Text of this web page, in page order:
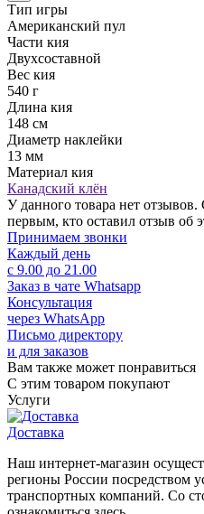
Тип игры
Американский пул
Части кия
Двухсоставной
Вес кия
540 г
Длина кия
148 см
Диаметр наклейки
13 мм
Материал кия
Канадский клён
У данного товара нет отзывов.
первым, кто оставил отзыв об
Принимаем звонки
Каждый день
с 9.00 до 21.00
Заказ в чате Whatsapp
Консультация
через WhatsApp
Письмо директору
и для заказов
Вам также может понравиться
С этим товаром покупают
Услуги
Доставка
Наш интернет-магазин
регионы России посредством
транспортных компаний. Со